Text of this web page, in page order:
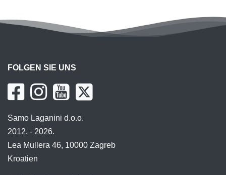
FOLGEN SIE UNS
Samo Laganini d.o.o.
2012. - 2026.
Lea Mullera 46, 10000 Zagreb
Kroatien